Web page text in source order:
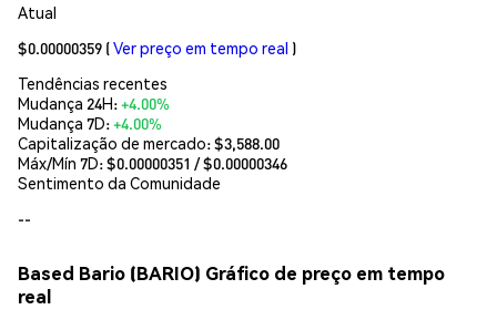
Atual
$0.00000359 (Ver preço em tempo real )
Tendências recentes
Mudança 24H:+4.00%
Mudança 7D:+4.00%
Capitalização de mercado:$3,588.00
Máx/Mín 7D: $0.00000351 / $0.00000346
Sentimento da Comunidade
--
Based Bario (BARIO) Gráfico de preço em tempo
real